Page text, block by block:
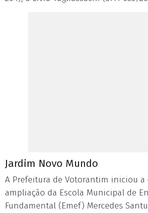
Jardim Novo Mundo
A Prefeitura de Votorantim iniciou a
ampliação da Escola Municipal de
Fundamental (Emef) Mercedes